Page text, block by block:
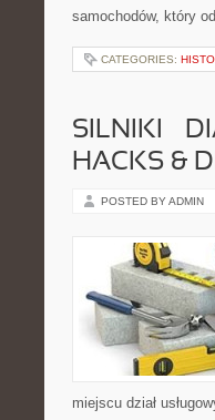
samochodów, który
CATEGORIES:
SILNIKI –
HACKS &
POSTED BY ADMIN
miejscu dział